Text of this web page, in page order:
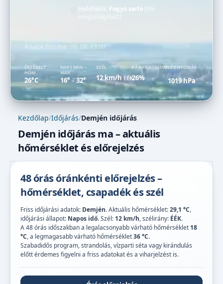
Holdfázis: Fogyó sarló
Adatok frissítve: 08. 09. 13:00
ÉRZÉKELT
HŐM.
26°C
NAPI MIN –
MAX
16° –32°
SZÉL
12 km/hÉÉK
PÁRATARTALOM
26%
LÉGNYOMÁS
1019 hPa
Kezdőlap/Időjárás/Demjén időjárás
Demjén időjárás ma – aktuális
hőmérséklet és előrejelzés
48 órás óránkénti előrejelzés –
hőmérséklet, csapadék és szél
Friss időjárási adatok: Demjén. Aktuális hőmérséklet:29,1 °C,
időjárási állapot: Napos idő. Szél: 12 km/h, szélirány: ÉÉK.
A 48 órás időszakban a legalacsonyabb várható hőmérséklet 18
°C, a legmagasabb várható hőmérséklet36 °C.
Szabadidős program, strandolás, vízparti séta vagy kirándulás
előtt érdemes figyelni a friss adatokat és a viharjelzést is.